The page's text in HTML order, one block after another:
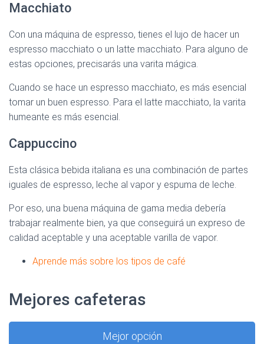
Macchiato
Con una máquina de espresso, tienes el lujo de hacer un
espresso macchiato o un latte macchiato. Para alguno de
estas opciones, precisarás una varita mágica.
Cuando se hace un espresso macchiato, es más esencial
tomar un buen espresso. Para el latte macchiato, la varita
humeante es más esencial.
Cappuccino
Esta clásica bebida italiana es una combinación de partes
iguales de espresso, leche al vapor y espuma de leche.
Por eso, una buena máquina de gama media debería
trabajar realmente bien, ya que conseguirá un expreso de
calidad aceptable y una aceptable varilla de vapor.
Aprende más sobre los tipos de café
Mejores cafeteras
Mejor opción